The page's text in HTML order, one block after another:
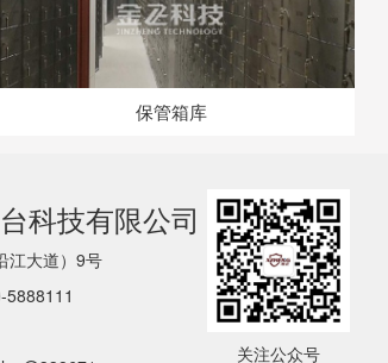
保管箱库
科技有限公司
江大道）9号
5888111
关注公众号